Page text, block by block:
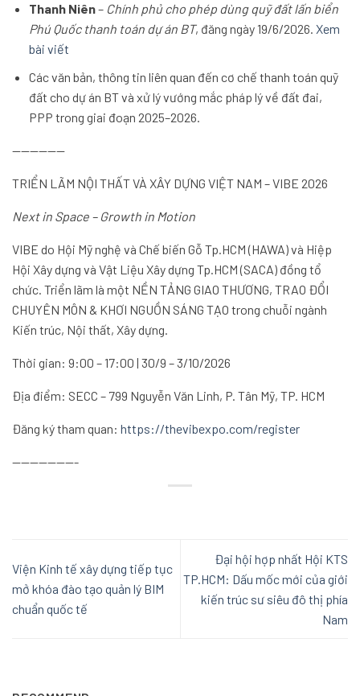
Thanh Niên– Chính phủ cho phép dùng quỹ đất lấn biển
Phú Quốc thanh toán dự án BT, đăng ngày 19/6/2026. Xem
bài viết
Các văn bản, thông tin liên quan đến cơ chế thanh toán quỹ
đất cho dự án BT và xử lý vướng mắc pháp lý về đất đai,
PPP trong giai đoạn 2025–2026.
——————
TRIỂN LÃM NỘI THẤT VÀ XÂY DỰNG VIỆT NAM – VIBE 2026
Next in Space – Growth in Motion
VIBE do Hội Mỹ nghệ và Chế biến Gỗ Tp.HCM (HAWA) và Hiệp
Hội Xây dựng và Vật Liệu Xây dựng Tp.HCM (SACA) đồng tổ
chức. Triển lãm là một NỀN TẢNG GIAO THƯƠNG, TRAO ĐỔI
CHUYÊN MÔN & KHƠI NGUỒN SÁNG TẠO trong chuỗi ngành
Kiến trúc, Nội thất, Xây dựng.
Thời gian: 9:00 – 17:00 | 30/9 – 3/10/2026
Địa điểm: SECC – 799 Nguyễn Văn Linh, P. Tân Mỹ, TP. HCM
Đăng ký tham quan: https://thevibexpo.com/register
———————-
Viện Kinh tế xây dựng tiếp tục
mở khóa đào tạo quản lý BIM
chuẩn quốc tế
Đại hội hợp nhất Hội KTS
TP.HCM: Dấu mốc mới của giới
kiến trúc sư siêu đô thị phía
Nam